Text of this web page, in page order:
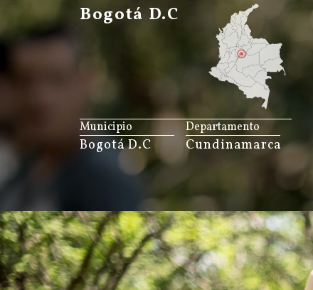
Bogotá D.C
Municipio
Bogotá D.C
Departamento
Cundinamarca